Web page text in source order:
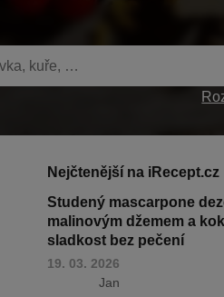
Nejčtenější na iRecept.cz
Studený mascarpone
malinovým džemem a
sladkost bez pečení
19. 03. 2026
Jan